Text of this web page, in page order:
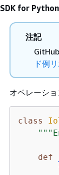
SDK for
注記
ド例
オペレーシ
class
def